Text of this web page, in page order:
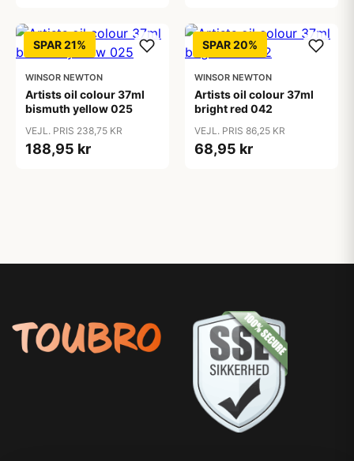
SPAR 21%
WINSOR NEWTON
Artists oil colour 37ml
bismuth yellow 025
VEJL. PRIS 238,75 KR
188,95 kr
SPAR 20%
WINSOR NEWTON
Artists oil colour 37ml
bright red 042
VEJL. PRIS 86,25 KR
68,95 kr